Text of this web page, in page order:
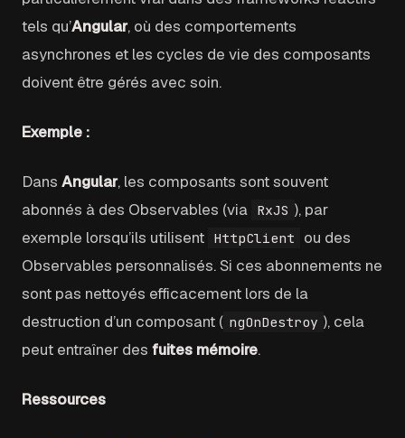
tels qu’Angular, où des comportements
asynchrones et les cycles de vie des composants
doivent être gérés avec soin.
Exemple :
Dans Angular, les composants sont souvent
abonnés à des Observables (via RxJS ), par
exemple lorsqu’ils utilisent HttpClient
ou des
Observables personnalisés. Si ces abonnements ne
sont pas nettoyés efficacement lors de la
destruction d’un composant ( ngOnDestroy ), cela
peut entraîner des fuites mémoire.
Ressources